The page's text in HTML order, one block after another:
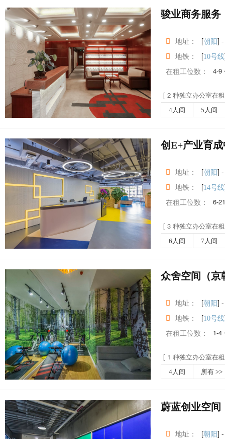
骏业商务服务
地址： [朝阳]
地铁：
[10号线
在租工位数：
4-9
[ 2 种独立办公室在
4人间 5人间
创E+产业育
地址： [朝阳]
地铁：
[14号线
在租工位数：
6-
[ 3 种独立办公室在
6人间 7人间
众舍空间（京
地址： [朝阳]
地铁：
[10号线
在租工位数：
1-4
[ 1 种独立办公室在
4人间 所有 >>
蔚蓝创业空间
地址： [朝阳]